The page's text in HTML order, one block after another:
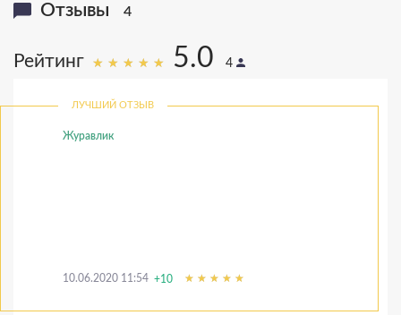
Отзывы 4
Рейтинг 5.0 4
ЛУЧШИЙ ОТЗЫВ
Журавлик
10.06.2020 11:54 +10